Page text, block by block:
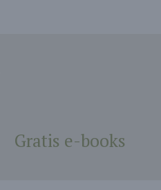
Gratis e-books